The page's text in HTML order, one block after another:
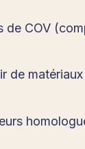
de COV